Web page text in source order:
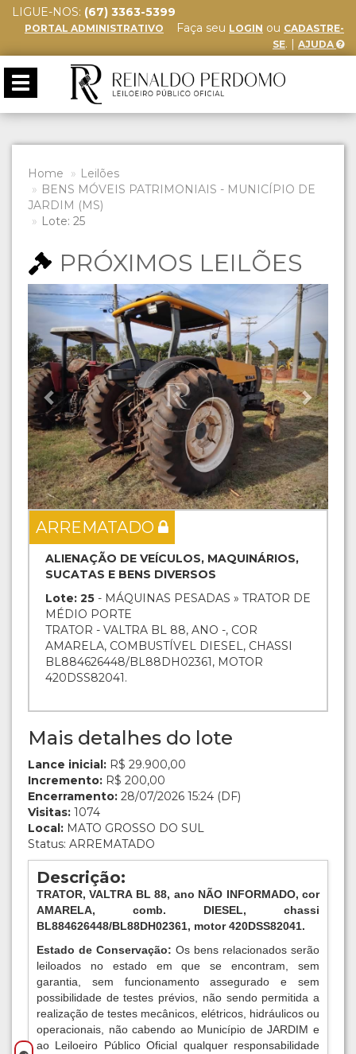
LIGUE-NOS: (67) 3363-5399
PORTAL ADMINISTRATIVO Faça seu LOGIN ou CADASTRE-
SE. | AJUDA
Toggle
navigation
Home
Leilões
BENS MÓVEIS PATRIMONIAIS - MUNICÍPIO DE
JARDIM (MS)
Lote: 25
PRÓXIMOS LEILÕES
Previous Next
ARREMATADO
ALIENAÇÃO DE VEÍCULOS, MAQUINÁRIOS,
SUCATAS E BENS DIVERSOS
Lote: 25 - MÁQUINAS PESADAS » TRATOR DE
MÉDIO PORTE
TRATOR - VALTRA BL 88, ANO -, COR
AMARELA, COMBUSTÍVEL DIESEL, CHASSI
BL884626448/BL88DH02361, MOTOR
420DSS82041.
Mais detalhes do lote
Lance inicial: R$ 29.900,00
Incremento: R$ 200,00
Encerramento: 28/07/2026 15:24 (DF)
Visitas: 1074
Local: MATO GROSSO DO SUL
Status: ARREMATADO
Descrição:
TRATOR, VALTRA BL 88, ano NÃO INFORMADO, cor
AMARELA, comb. DIESEL, chassi
BL884626448/BL88DH02361, motor 420DSS82041.
Estado de Conservação: Os bens relacionados serão
leiloados no estado em que se encontram, sem
garantia, sem funcionamento assegurado e sem
possibilidade de testes prévios, não sendo permitida a
realização de testes mecânicos, elétricos, hidráulicos ou
operacionais, não cabendo ao Município de JARDIM e
ao Leiloeiro Público Oficial qualquer responsabilidade